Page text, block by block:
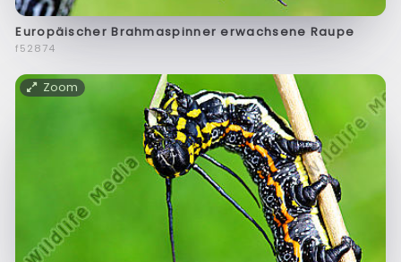
Europäischer Brahmaspinner erwachsene Raupe
f52874
Zoom